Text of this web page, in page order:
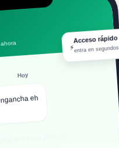
Hoy
eh
⚡
Acceso rápido
entra en segundos